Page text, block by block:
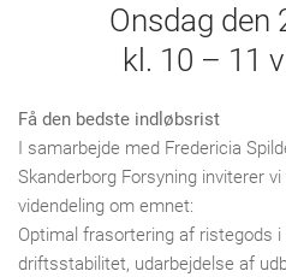
Onsdag den
kl. 10 – 11
Få den bedste indløbsrist
I samarbejde med Fredericia
Skanderborg Forsyning inviterer
videndeling om emnet:
Optimal frasortering af ristegods
driftsstabilitet, udarbejdelse af